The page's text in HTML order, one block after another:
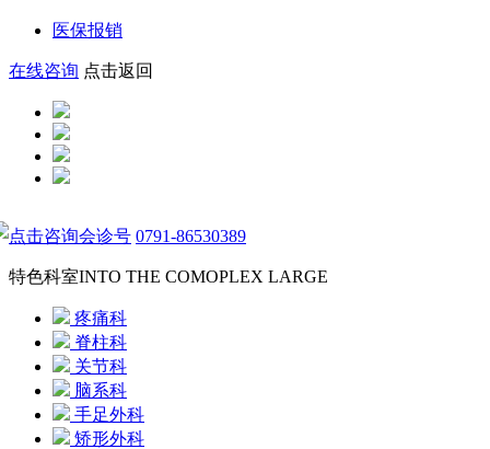
医保报销
在线咨询 点击返回
点击咨询会诊号 0791-86530389
特色科室INTO THE COMOPLEX LARGE
疼痛科
脊柱科
关节科
脑系科
手足外科
矫形外科